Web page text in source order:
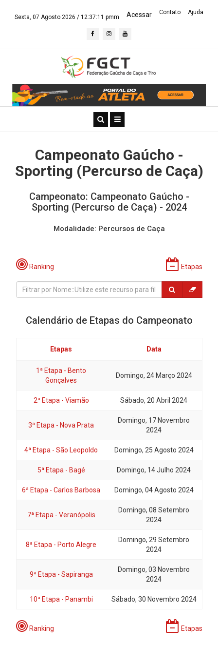
Sexta, 07 Agosto 2026 / 12:37:11 pmm Acessar Contato Ajuda
Campeonato Gaúcho -
Sporting (Percurso de Caça)
Campeonato: Campeonato Gaúcho -
Sporting (Percurso de Caça) - 2024
Modalidade: Percursos de Caça
Ranking Etapas
Calendário de Etapas do Campeonato
Etapas Data
1ª Etapa - Bento
Gonçalves
Domingo, 24 Março 2024
2ª Etapa - Viamão Sábado, 20 Abril 2024
3ª Etapa - Nova Prata
Domingo, 17 Novembro
2024
4ª Etapa - São Leopoldo Domingo, 25 Agosto 2024
5ª Etapa - Bagé Domingo, 14 Julho 2024
6ª Etapa - Carlos Barbosa Domingo, 04 Agosto 2024
7ª Etapa - Veranópolis
Domingo, 08 Setembro
2024
8ª Etapa - Porto Alegre
Domingo, 29 Setembro
2024
9ª Etapa - Sapiranga
Domingo, 03 Novembro
2024
10ª Etapa - Panambi Sábado, 30 Novembro 2024
Ranking Etapas